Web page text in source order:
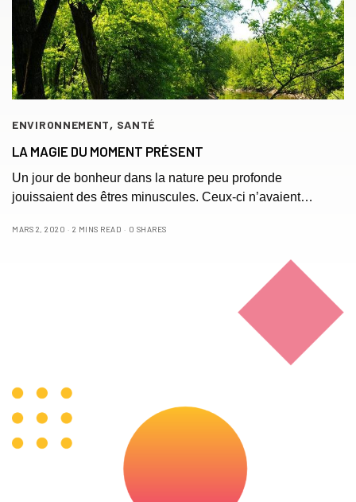
ENVIRONNEMENT, SANTÉ
LA MAGIE DU MOMENT PRÉSENT
Un jour de bonheur dans la nature peu profonde
jouissaient des êtres minuscules. Ceux-ci n’avaient…
MARS 2, 2020 2 MINS READ 0 SHARES